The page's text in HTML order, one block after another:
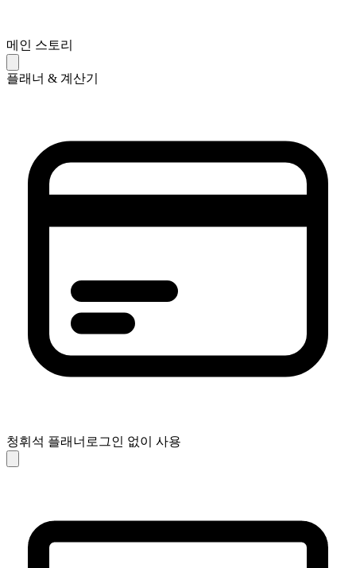
메인 스토리
플래너 & 계산기
청휘석 플래너 로그인 없이 사용